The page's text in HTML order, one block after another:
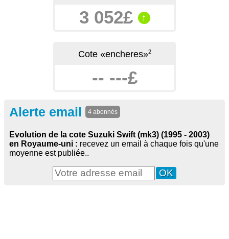
3 052£ ↑
Cote «encheres»2
-- ---£
Alerte email 4 abonnés
Evolution de la cote Suzuki Swift (mk3) (1995 - 2003)
en Royaume-uni : recevez un email à chaque fois qu'une
moyenne est publiée..